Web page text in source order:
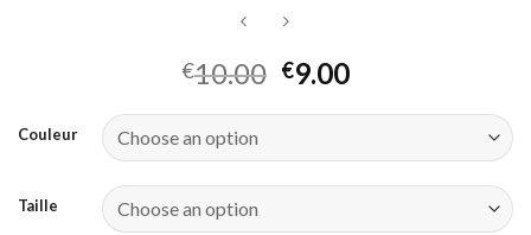
€10.00 €9.00
Couleur
Taille